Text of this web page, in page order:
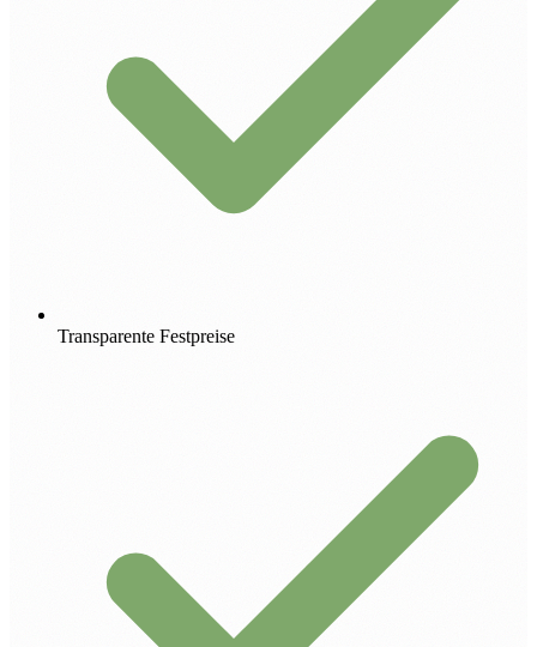
Transparente Festpreise